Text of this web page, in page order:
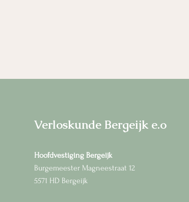
Verloskunde Bergeijk e.o
Hoofdvestiging Bergeijk
Burgemeester Magneestraat 12
5571 HD Bergeijk